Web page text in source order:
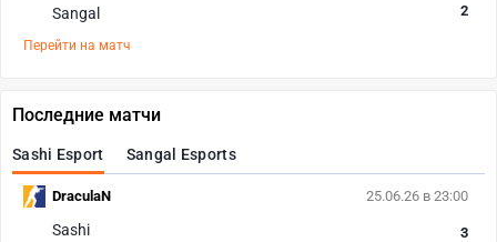
Sangal
2
Перейти на матч
Последние матчи
Sashi Esport Sangal Esports
25.06.26 в 23:00
Sashi
3
DraculaN